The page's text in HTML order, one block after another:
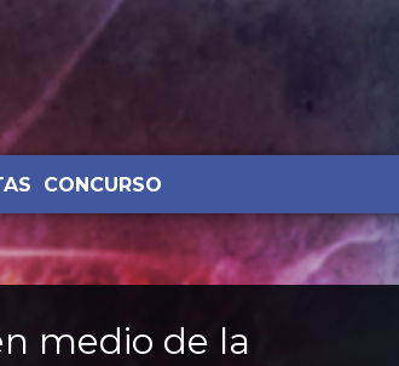
CONCURSO
medio de la